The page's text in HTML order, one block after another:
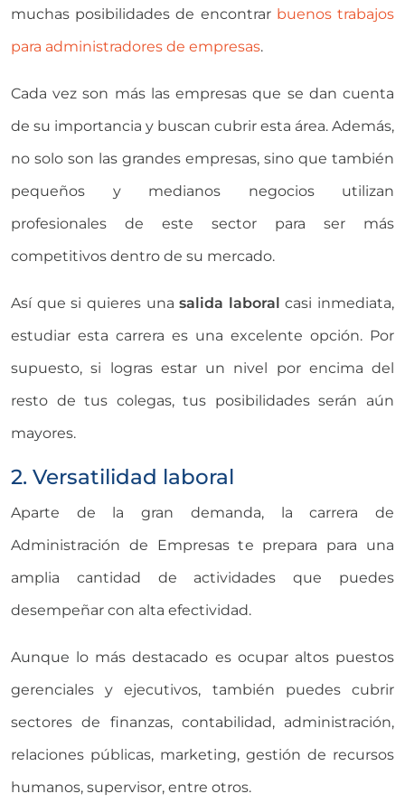
muchas posibilidades de encontrar buenos trabajos
para administradores de empresas.
Cada vez son más las empresas que se dan cuenta
de su importancia y buscan cubrir esta área. Además,
no solo son las grandes empresas, sino que también
pequeños y medianos negocios utilizan
profesionales de este sector para ser más
competitivos dentro de su mercado.
Así que si quieres unasalida laboral casi inmediata,
estudiar esta carrera es una excelente opción. Por
supuesto, si logras estar un nivel por encima del
resto de tus colegas, tus posibilidades serán aún
mayores.
2. Versatilidad laboral
Aparte de la gran demanda, la carrera de
Administración de Empresas te prepara para una
amplia cantidad de actividades que puedes
desempeñar con alta efectividad.
Aunque lo más destacado es ocupar altos puestos
gerenciales y ejecutivos, también puedes cubrir
sectores de finanzas, contabilidad, administración,
relaciones públicas, marketing, gestión de recursos
humanos, supervisor, entre otros.